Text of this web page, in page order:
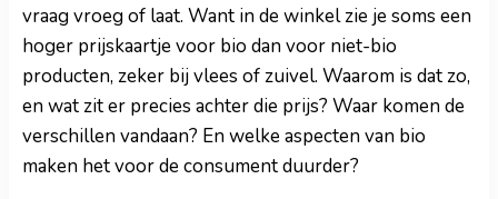
vraag vroeg of laat. Want in de winkel zie je soms een
hoger prijskaartje voor bio dan voor niet-bio
producten, zeker bij vlees of zuivel. Waarom is dat zo,
en wat zit er precies achter die prijs? Waar komen de
verschillen vandaan? En welke aspecten van bio
maken het voor de consument duurder?